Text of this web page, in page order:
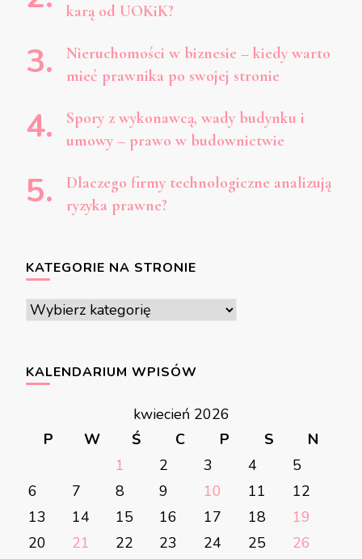
karą od UOKiK?
Nieruchomości w biznesie – kiedy warto
mieć prawnika po swojej stronie
Spory z wykonawcą, wady budynku i
umowy – prawo w budownictwie
Dlaczego firmy technologiczne analizują
ryzyka prawne?
KATEGORIE NA STRONIE
Kategorie
KALENDARIUM WPISÓW
kwiecień 2026
P
W Ś C P S
N
1
2 3 4
5
6
7 8 9 10 11
12
13
14 15 16 17 18
19
20
21 22 23 24 25 26